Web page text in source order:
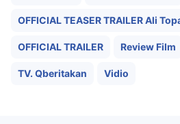
OFFICIAL TEASER TRAILER Ali
OFFICIAL TRAILER Review Film
TV. Qberitakan Vidio